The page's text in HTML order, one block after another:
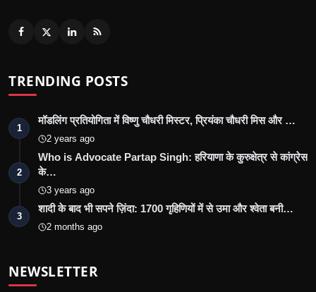
TRENDING POSTS
1
मॉडलिंग प्रतियोगिता में विष्णु चौधरी मिस्टर, प्रियंका चौधरी मिस और …
2 years ago
2
Who is Advocate Partap Singh: हरियाणा के कुरुक्षेत्र से कांग्रेस
के…
3 years ago
3
शादी के बाद भी सपने ज़िंदा: 1700 गृहिणियों में से उमा और श्वेता बनी…
2 months ago
NEWSLETTER